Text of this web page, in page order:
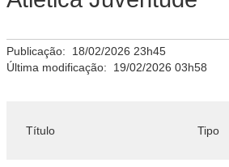
Publicação: 18/02/2026 23h45
Última modificação: 19/02/2026 03h58
Título Tipo